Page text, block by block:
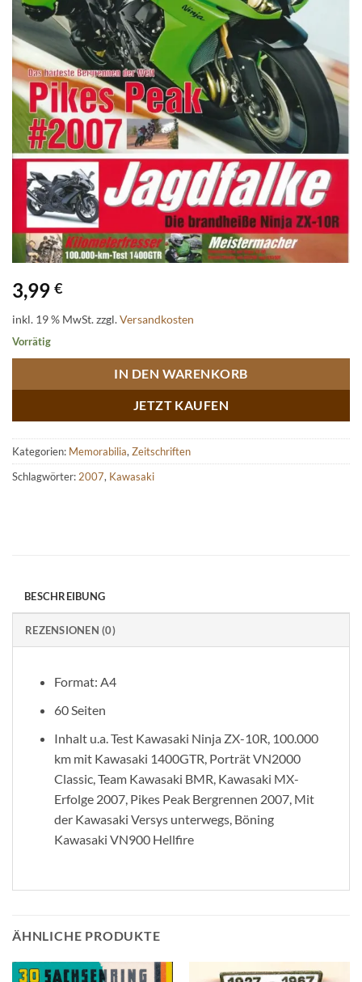
3,99 €
inkl. 19 % MwSt.zzgl.Versandkosten
Vorrätig
IN DEN WARENKORB
JETZT KAUFEN
Kategorien: Memorabilia, Zeitschriften
Schlagwörter: 2007, Kawasaki
BESCHREIBUNG
REZENSIONEN (0)
Format: A4
60 Seiten
Inhalt u.a. Test Kawasaki Ninja ZX-10R, 100.000
km mit Kawasaki 1400GTR, Porträt VN2000
Classic, Team Kawasaki BMR, Kawasaki MX-
Erfolge 2007, Pikes Peak Bergrennen 2007, Mit
der Kawasaki Versys unterwegs, Böning
Kawasaki VN900 Hellfire
ÄHNLICHE PRODUKTE